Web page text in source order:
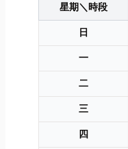
星期＼時段
日
一
二
三
四